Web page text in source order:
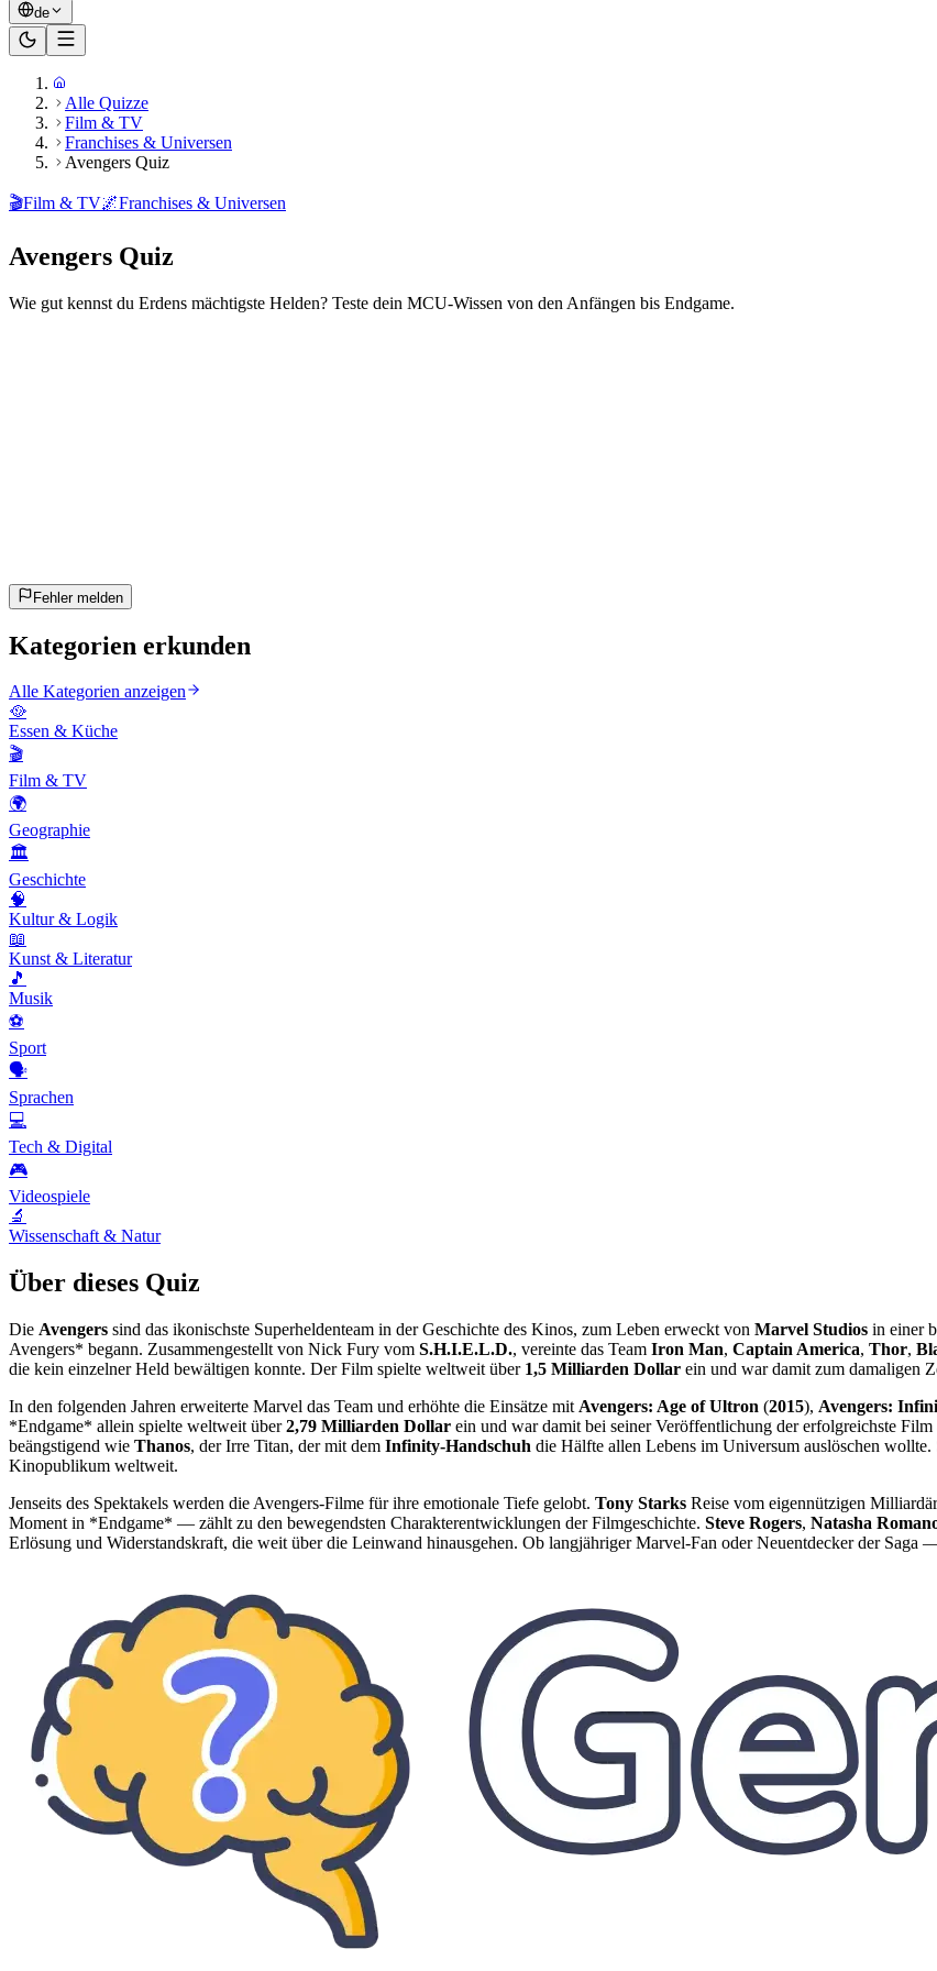
de
Alle Quizze
Film & TV
Franchises & Universen
Avengers Quiz
🎬Film & TV🌌Franchises & Universen
Avengers Quiz
Wie gut kennst du Erdens mächtigste Helden? Teste dein MCU-Wissen von den Anfängen bis Endgame.
Fehler melden
Kategorien erkunden
Alle Kategorien anzeigen
🥘
Essen & Küche
🎬
Film & TV
🌍
Geographie
🏛️
Geschichte
🧠
Kultur & Logik
📖
Kunst & Literatur
🎵
Musik
⚽
Sport
🗣️
Sprachen
💻
Tech & Digital
🎮
Videospiele
🔬
Wissenschaft & Natur
Über dieses Quiz
Die Avengers sind das ikonischste Superheldenteam in der Geschichte des Kinos, zum Leben erweckt von Marvel Studios in einer
Avengers* begann. Zusammengestellt von Nick Fury vom S.H.I.E.L.D., vereinte das Team Iron Man, Captain America, Thor,
die kein einzelner Held bewältigen konnte. Der Film spielte weltweit über 1,5 Milliarden Dollar ein und war damit zum damaligen
In den folgenden Jahren erweiterte Marvel das Team und erhöhte die Einsätze mit Avengers: Age of Ultron (2015), Avengers:
*Endgame* allein spielte weltweit über2,79 Milliarden Dollar ein und war damit bei seiner Veröffentlichung der erfolgreichste
beängstigend wie Thanos, der Irre Titan, der mit dem Infinity-Handschuh die Hälfte allen Lebens im Universum auslöschen
Kinopublikum weltweit.
Jenseits des Spektakels werden die Avengers-Filme für ihre emotionale Tiefe gelobt. Tony Starks Reise vom eigennützigen
Moment in *Endgame* — zählt zu den bewegendsten Charakterentwicklungen der Filmgeschichte. Steve Rogers, Natasha
Erlösung und Widerstandskraft, die weit über die Leinwand hinausgehen. Ob langjähriger Marvel-Fan oder Neuentdecker der Saga